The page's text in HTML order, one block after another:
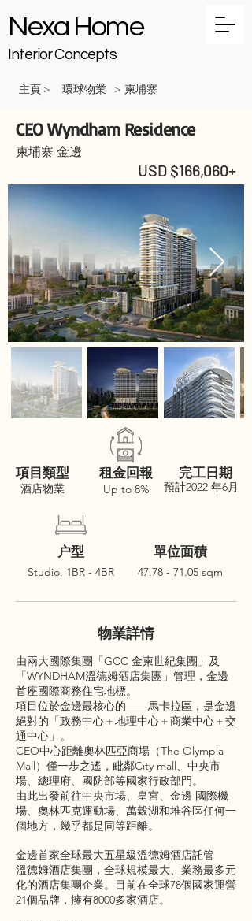
Nexa Home
Interior Concepts
主頁 > 環球物業 > 柬埔寨
CEO Wyndham Residence
柬埔寨 金邊
USD $166,060+
項目類型
酒店物業
租金回報
Up to 8%
完工日期
預計2022 年6月
户型
Studio, 1BR - 4BR
單位面積
47.78 - 71.05sqm
物業詳情
由兩大國際集團「GCC 金柬世紀集團」及
「WYNDHAM溫德姆酒店集團」管理，金邊
首座國際商務住宅地標。
項目位於金邊最核心的——馬卡拉區，是金邊
絕對的「政務中心＋地理中心＋商業中心＋交
通中心」。
CEO中心距離奧林匹亞商場（The Olympia
Mall）僅一步之遙，毗鄰City mall、中央市
場、總理府、國防部等國家行政部門。
由此出發前往中央市場、皇宮、金邊 國際機
場、奧林匹克運動場、萬穀湖和堆谷區任何一
個地方，幾乎都是同等距離。
金邊首家全球最大五星級溫德姆酒店託管
溫德姆酒店集團，全球規模最大、業務最多元
化的酒店集團企業。目前在全球78個國家運營
21個品牌，擁有8000多家酒店。